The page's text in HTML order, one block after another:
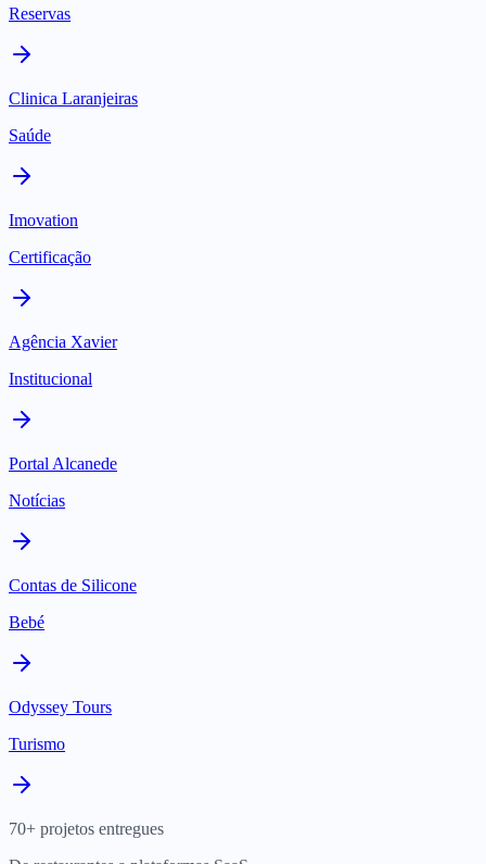
Reservas
Clinica Laranjeiras
Saúde
Imovation
Certificação
Agência Xavier
Institucional
Portal Alcanede
Notícias
Contas de Silicone
Bebé
Odyssey Tours
Turismo
70+ projetos entregues